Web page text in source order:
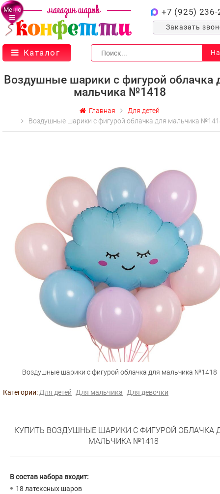
Меню +7 (925) 236-
Заказать
Каталог
Воздушные шарики с фигурой облачка
мальчика №1418
Главная
Для детей
Воздушные шарики с фигурой облачка для мальчика
Воздушные шарики с фигурой облачка для мальчика №1418
Категории: Для детей Для мальчика Для девочки
КУПИТЬ ВОЗДУШНЫЕ ШАРИКИ С ФИГУРОЙ ОБЛАЧКА
МАЛЬЧИКА №1418
В состав набора входит:
18 латексных шаров